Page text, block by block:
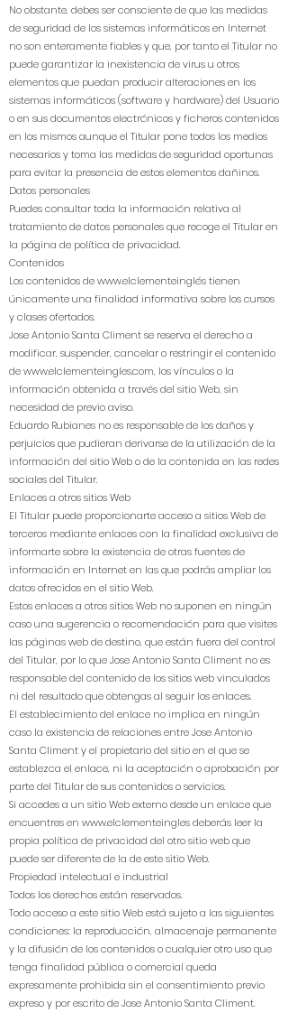
No obstante, debes ser consciente de que las medidas
de seguridad de los sistemas informáticos en Internet
no son enteramente fiables y que, por tanto el Titular no
puede garantizar la inexistencia de virus u otros
elementos que puedan producir alteraciones en los
sistemas informáticos (software y hardware) del Usuario
o en sus documentos electrónicos y ficheros contenidos
en los mismos aunque el Titular pone todos los medios
necesarios y toma las medidas de seguridad oportunas
para evitar la presencia de estos elementos dañinos.
Datos personales
Puedes consultar toda la información relativa al
tratamiento de datos personales que recoge el Titular en
la página de política de privacidad.
Contenidos
Los contenidos dewww.elclementeinglés tienen
únicamente una finalidad informativa sobre los cursos
y clases ofertados.
Jose Antonio Santa Climent se reserva el derecho a
modificar, suspender, cancelar o restringir el contenido
dewww.elclementeingles.com, los vínculos o la
información obtenida a través del sitio Web, sin
necesidad de previo aviso.
Eduardo Rubianes no es responsable de los daños y
perjuicios que pudieran derivarse de la utilización de la
información del sitio Web o de la contenida en las redes
sociales del Titular.
Enlaces a otros sitios Web
El Titular puede proporcionarte acceso a sitios Web de
terceros mediante enlaces con la finalidad exclusiva de
informarte sobre la existencia de otras fuentes de
información en Internet en las que podrás ampliar los
datos ofrecidos en el sitio Web.
Estos enlaces a otros sitios Web no suponen en ningún
caso una sugerencia o recomendación para que visites
las páginas web de destino, que están fuera del control
del Titular, por lo que Jose Antonio Santa Climent no es
responsable del contenido de los sitios web vinculados
ni del resultado que obtengas al seguir los enlaces.
El establecimiento del enlace no implica en ningún
caso la existencia de relaciones entre Jose Antonio
Santa Climent y el propietario del sitio en el que se
establezca el enlace, ni la aceptación o aprobación por
parte del Titular de sus contenidos o servicios.
Si accedes a un sitio Web externo desde un enlace que
encuentres en www.elclementeinglesdeberás leer la
propia política de privacidad del otro sitio web que
puede ser diferente de la de este sitio Web.
Propiedad intelectual e industrial
Todos los derechos están reservados.
Todo acceso a este sitio Web está sujeto a las siguientes
condiciones: la reproducción, almacenaje permanente
y la difusión de los contenidos o cualquier otro uso que
tenga finalidad pública o comercial queda
expresamente prohibida sin el consentimiento previo
expreso y por escrito de Jose Antonio Santa Climent.